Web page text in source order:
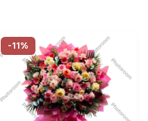
-11%